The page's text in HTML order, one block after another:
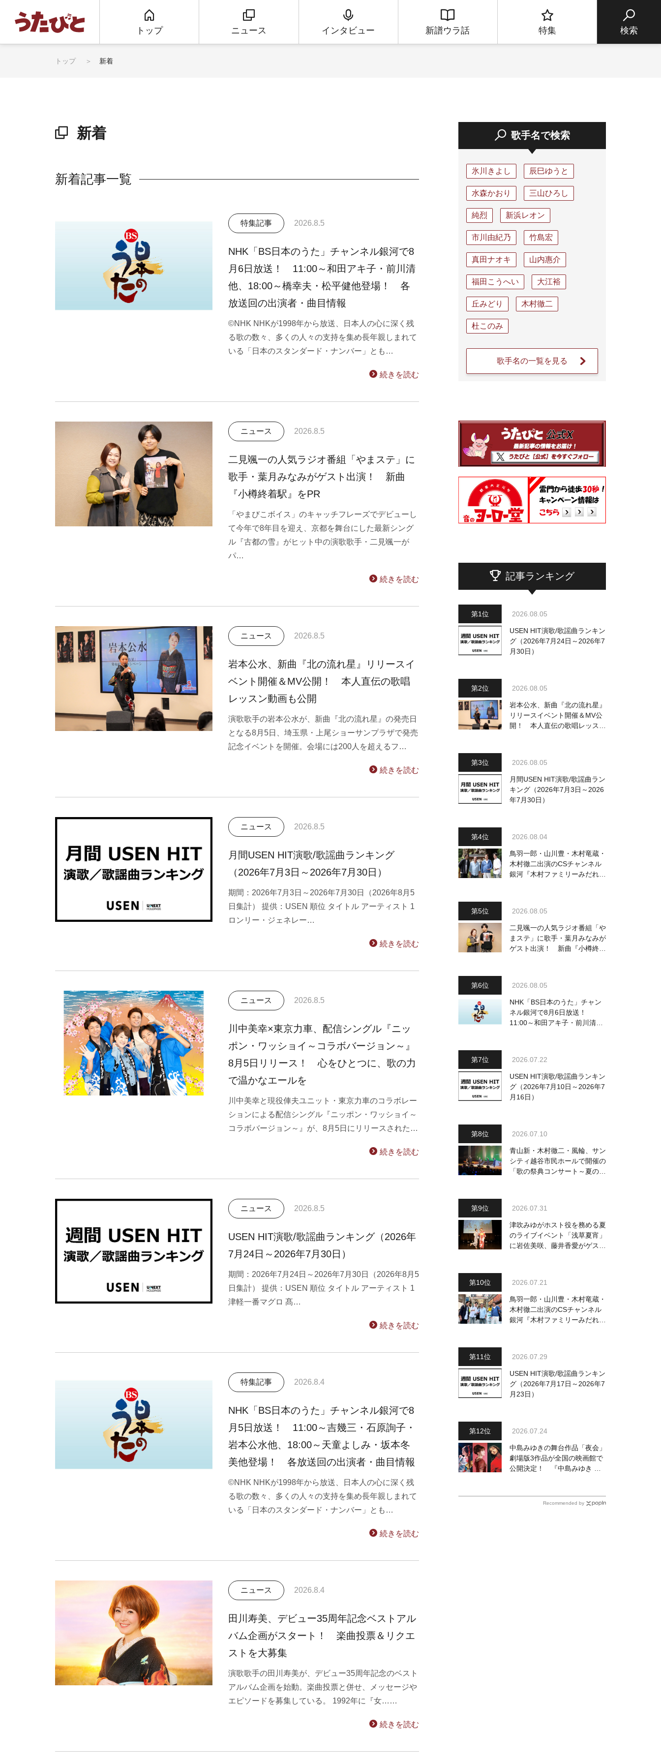
トップ ニュース インタビュー 新譜ウラ話 特集 検索
トップ 新着
新着
新着記事一覧
特集記事 2026.8.5
NHK「BS日本のうた」チャンネル銀河で8
月6日放送！ 11:00～和田アキ子・前川清
他、18:00～橋幸夫・松平健他登場！ 各
放送回の出演者・曲目情報
©NHK NHKが1998年から放送、日本人の心に深く残
る歌の数々、多くの人々の支持を集め長年親しまれて
いる「日本のスタンダード・ナンバー」とも…
続きを読む
ニュース 2026.8.5
二見颯一の人気ラジオ番組「やまステ」に
歌手・葉月みなみがゲスト出演！ 新曲
『小樽終着駅』をPR
「やまびこボイス」のキャッチフレーズでデビューし
て今年で8年目を迎え、京都を舞台にした最新シング
ル『古都の雪』がヒット中の演歌歌手・二見颯一が
パ…
続きを読む
ニュース 2026.8.5
岩本公水、新曲『北の流れ星』リリースイ
ベント開催＆MV公開！ 本人直伝の歌唱
レッスン動画も公開
演歌歌手の岩本公水が、新曲『北の流れ星』の発売日
となる8月5日、埼玉県・上尾ショーサンプラザで発売
記念イベントを開催。会場には200人を超えるフ…
続きを読む
ニュース 2026.8.5
月間USEN HIT演歌/歌謡曲ランキング
（2026年7月3日～2026年7月30日）
期間：2026年7月3日～2026年7月30日（2026年8月5
日集計） 提供：USEN 順位 タイトル アーティスト 1
ロンリー・ジェネレー…
続きを読む
ニュース 2026.8.5
川中美幸×東京力車、配信シングル『ニッ
ポン・ワッショイ～コラボバージョン～』
8月5日リリース！ 心をひとつに、歌の力
で温かなエールを
川中美幸と現役俥夫ユニット・東京力車のコラボレー
ションによる配信シングル『ニッポン・ワッショイ～
コラボバージョン～』が、8月5日にリリースされた…
続きを読む
ニュース 2026.8.5
USEN HIT演歌/歌謡曲ランキング（2026年
7月24日～2026年7月30日）
期間：2026年7月24日～2026年7月30日（2026年8月5
日集計） 提供：USEN 順位 タイトル アーティスト 1
津軽一番マグロ 髙…
続きを読む
特集記事 2026.8.4
NHK「BS日本のうた」チャンネル銀河で8
月5日放送！ 11:00～吉幾三・石原詢子・
岩本公水他、18:00～天童よしみ・坂本冬
美他登場！ 各放送回の出演者・曲目情報
©NHK NHKが1998年から放送、日本人の心に深く残
る歌の数々、多くの人々の支持を集め長年親しまれて
いる「日本のスタンダード・ナンバー」とも…
続きを読む
ニュース 2026.8.4
田川寿美、デビュー35周年記念ベストアル
バム企画がスタート！ 楽曲投票＆リクエ
ストを大募集
演歌歌手の田川寿美が、デビュー35周年記念のベスト
アルバム企画を始動。楽曲投票と併せ、メッセージや
エピソードを募集している。 1992年に『女……
続きを読む
歌手名で検索
氷川きよし 辰巳ゆうと
水森かおり 三山ひろし
純烈 新浜レオン
市川由紀乃 竹島宏
真田ナオキ 山内惠介
福田こうへい 大江裕
丘みどり 木村徹二
杜このみ
歌手名の一覧を見る
記事ランキング
2026.08.05
USEN HIT演歌/歌謡曲ランキン
グ（2026年7月24日～2026年7
月30日）
2026.08.05
岩本公水、新曲『北の流れ星』
リリースイベント開催＆MV公
開！ 本人直伝の歌唱レッスン
2026.08.05
月間USEN HIT演歌/歌謡曲ラン
キング（2026年7月3日～2026
年7月30日）
2026.08.04
鳥羽一郎・山川豊・木村竜蔵・
木村徹二出演のCSチャンネル
銀河『木村ファミリーみだれ旅
2026.08.05
二見颯一の人気ラジオ番組「や
まステ」に歌手・葉月みなみが
ゲスト出演！ 新曲『小樽終着
2026.08.05
NHK「BS日本のうた」チャン
ネル銀河で8月6日放送！
11:00～和田アキ子・前川清
2026.07.22
USEN HIT演歌/歌謡曲ランキン
グ（2026年7月10日～2026年7
月16日）
2026.07.10
青山新・木村徹二・風輪、サン
シティ越谷市民ホールで開催の
「歌の祭典コンサート～夏の陣
2026.07.31
津吹みゆがホスト役を務める夏
のライブイベント「浅草夏宵」
に岩佐美咲、藤井香愛がゲスト
2026.07.21
鳥羽一郎・山川豊・木村竜蔵・
木村徹二出演のCSチャンネル
銀河『木村ファミリーみだれ旅
2026.07.29
USEN HIT演歌/歌謡曲ランキン
グ（2026年7月17日～2026年7
月23日）
2026.07.24
中島みゆきの舞台作品「夜会」
劇場版3作品が全国の映画館で
公開決定！ 『中島みゆき 劇
Recommended by